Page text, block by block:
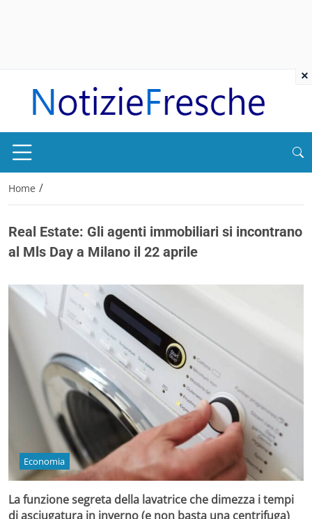
Home /
Real Estate: Gli agenti immobiliari si incontrano
al Mls Day a Milano il 22 aprile
Economia
La funzione segreta della lavatrice che dimezza i tempi
di asciugatura in inverno (e non basta una centrifuga)
×